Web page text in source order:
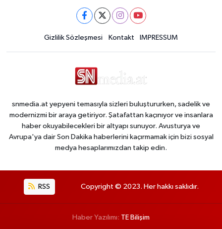
Gizlilik Sözleşmesi Kontakt IMPRESSUM
snmedia.at yepyeni temasıyla sizleri buluştururken, sadelik ve
modernizmi bir araya getiriyor. Şatafattan kaçınıyor ve insanlara
haber okuyabilecekleri bir altyapı sunuyor. Avusturya ve
Avrupa'ya dair Son Dakika haberlerini kaçırmamak için bizi sosyal
medya hesaplarımızdan takip edin.
RSS Copyright © 2023. Her hakkı saklıdır.
Haber Yazılımı: TE Bilişim